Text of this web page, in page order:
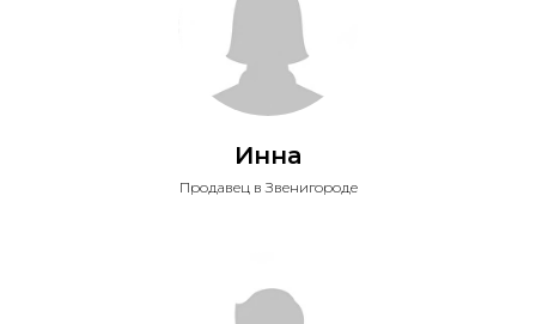
Инна
Продавец в Звенигороде